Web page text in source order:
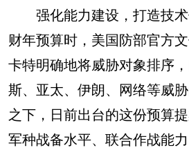
强化能力建设，打造技术
财年预算时，美国防部官方
卡特明确地将威胁对象排序
斯、亚太、伊朗、网络等威
之下，日前出台的这份预算
军种战备水平、联合作战能